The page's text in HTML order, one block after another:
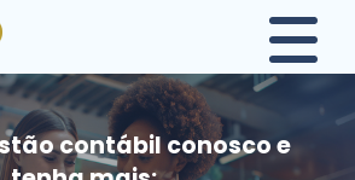
contábil conosco e